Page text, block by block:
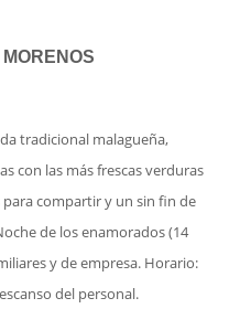
tradicional malagueña,
con las más frescas verduras
para compartir y un sin fin de
de los enamorados (14
y de empresa. Horario:
del personal.